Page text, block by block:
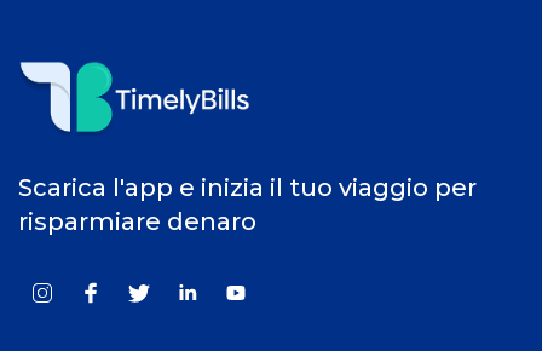
Scarica l'app e inizia il tuo viaggio per
risparmiare denaro